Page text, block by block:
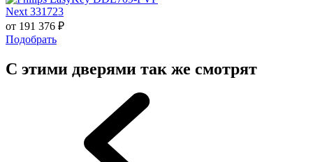
Next 331723
от 191 376 ₽
Подобрать
С этими дверями так же смотрят